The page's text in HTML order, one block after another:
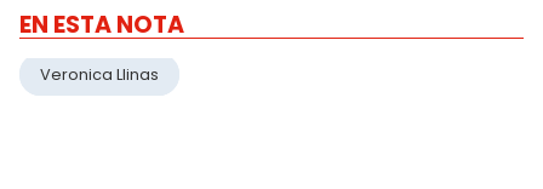
EN ESTA NOTA
Veronica Llinas